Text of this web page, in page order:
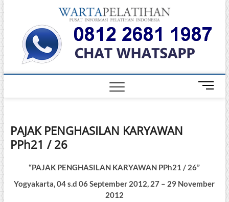
Skip
content
Warta
PELATIHAN
DAN
TERBAIK DI
M
e
n
PAJAK PENGHASILAN KARYAWAN
PPh21 / 26
“PAJAK PENGHASILAN KARYAWAN PPh21 / 26”
Yogyakarta, 04 s.d 06 September 2012, 27 – 29 November
2012